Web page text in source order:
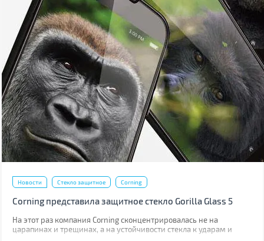
Новости Стекло защитное Corning
Corning представила защитное стекло Gorilla Glass 5
На этот раз компания Corning сконцентрировалась не на
царапинах и трещинах, а на устойчивости стекла к ударам и